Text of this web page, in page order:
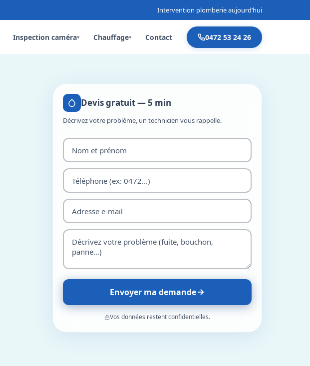
Intervention plomberie aujourd’hui
Inspection caméra▾ Chauffage▾ Contact 0472 53 24 26
Devis gratuit — 5 min
Décrivez votre problème, un technicien vous rappelle.
Envoyer ma demande
Vos données restent confidentielles.